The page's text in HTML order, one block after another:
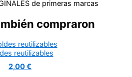
reutilizables
2,00 €